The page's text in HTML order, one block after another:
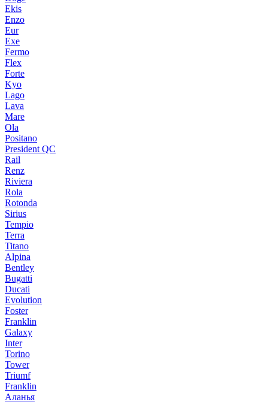
Ekis
Enzo
Eur
Exe
Fermo
Flex
Forte
Kyo
Lago
Lava
Mare
Ola
Positano
President QC
Rail
Renz
Riviera
Rola
Rotonda
Sirius
Tempio
Terra
Titano
Alpina
Bentley
Bugatti
Ducati
Evolution
Foster
Franklin
Galaxy
Inter
Torino
Tower
Triumf
Franklin
Аланья